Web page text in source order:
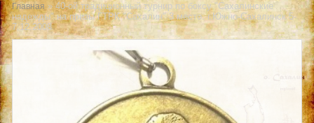
Главная » 40-ой традиционный турнир по боксу "Сахалинские
надежды" на призы ГТРК "Сахалин" 3 место. г.Южно-Сахалинск 5-
7.12.2008